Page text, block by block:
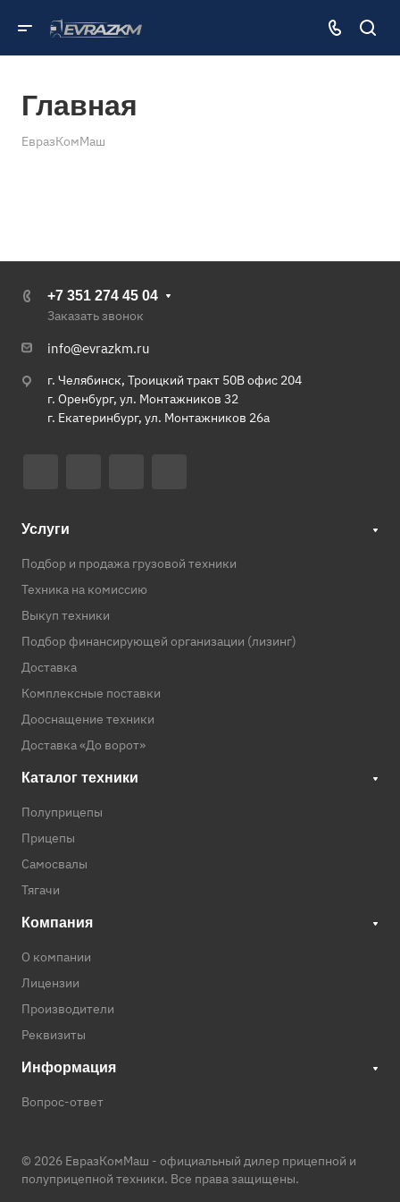
Главная
ЕвразКомМаш
+7 351 274 45 04
Заказать звонок
info@evrazkm.ru
г. Челябинск, Троицкий тракт 50В офис 204
г. Оренбург, ул. Монтажников 32
г. Екатеринбург, ул. Монтажников 26а
Услуги
Подбор и продажа грузовой техники
Техника на комиссию
Выкуп техники
Подбор финансирующей организации (лизинг)
Доставка
Комплексные поставки
Дооснащение техники
Доставка «До ворот»
Каталог техники
Полуприцепы
Прицепы
Самосвалы
Тягачи
Компания
О компании
Лицензии
Производители
Реквизиты
Информация
Вопрос-ответ
© 2026 ЕвразКомМаш - официальный дилер прицепной и
полуприцепной техники. Все права защищены.